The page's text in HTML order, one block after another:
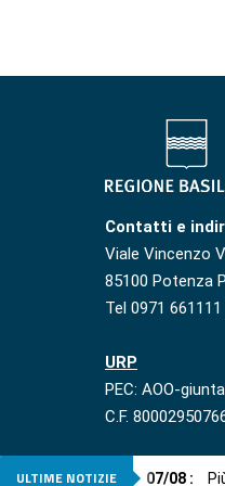
Contatti e
Viale Vincenzo
85100 Potenza
Tel 0971 661111
URP
PEC: AOO-
C.F.
ULTIME NOTIZIE 07/08 :